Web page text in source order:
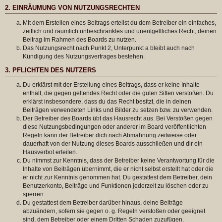
2. EINRÄUMUNG VON NUTZUNGSRECHTEN
Mit dem Erstellen eines Beitrags erteilst du dem Betreiber ein einfaches,
zeitlich und räumlich unbeschränktes und unentgeltliches Recht, deinen
Beitrag im Rahmen des Boards zu nutzen.
Das Nutzungsrecht nach Punkt 2, Unterpunkt a bleibt auch nach
Kündigung des Nutzungsvertrages bestehen.
3. PFLICHTEN DES NUTZERS
Du erklärst mit der Erstellung eines Beitrags, dass er keine Inhalte
enthält, die gegen geltendes Recht oder die guten Sitten verstoßen. Du
erklärst insbesondere, dass du das Recht besitzt, die in deinen
Beiträgen verwendeten Links und Bilder zu setzen bzw. zu verwenden.
Der Betreiber des Boards übt das Hausrecht aus. Bei Verstößen gegen
diese Nutzungsbedingungen oder anderer im Board veröffentlichten
Regeln kann der Betreiber dich nach Abmahnung zeitweise oder
dauerhaft von der Nutzung dieses Boards ausschließen und dir ein
Hausverbot erteilen.
Du nimmst zur Kenntnis, dass der Betreiber keine Verantwortung für die
Inhalte von Beiträgen übernimmt, die er nicht selbst erstellt hat oder die
er nicht zur Kenntnis genommen hat. Du gestattest dem Betreiber, dein
Benutzerkonto, Beiträge und Funktionen jederzeit zu löschen oder zu
sperren.
Du gestattest dem Betreiber darüber hinaus, deine Beiträge
abzuändern, sofern sie gegen o. g. Regeln verstoßen oder geeignet
sind, dem Betreiber oder einem Dritten Schaden zuzufügen.